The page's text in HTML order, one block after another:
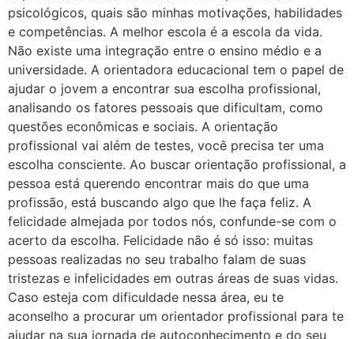
psicológicos, quais são minhas motivações, habilidades
e competências. A melhor escola é a escola da vida.
Não existe uma integração entre o ensino médio e a
universidade. A orientadora educacional tem o papel de
ajudar o jovem a encontrar sua escolha profissional,
analisando os fatores pessoais que dificultam, como
questões econômicas e sociais. A orientação
profissional vai além de testes, você precisa ter uma
escolha consciente. Ao buscar orientação profissional, a
pessoa está querendo encontrar mais do que uma
profissão, está buscando algo que lhe faça feliz. A
felicidade almejada por todos nós, confunde-se com o
acerto da escolha. Felicidade não é só isso: muitas
pessoas realizadas no seu trabalho falam de suas
tristezas e infelicidades em outras áreas de suas vidas.
Caso esteja com dificuldade nessa área, eu te
aconselho a procurar um orientador profissional para te
ajudar na sua jornada de autoconhecimento e do seu